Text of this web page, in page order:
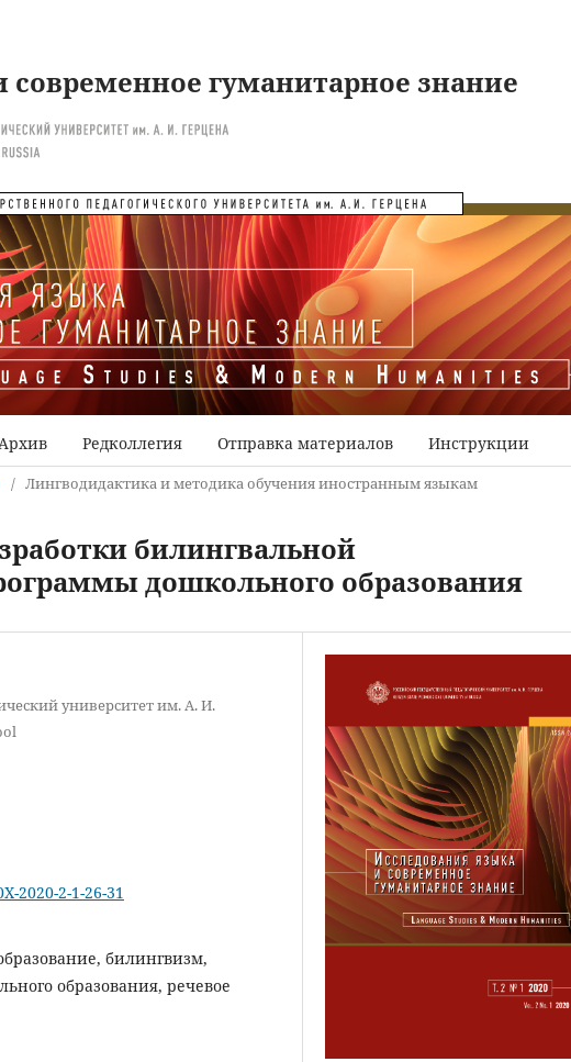
современное гуманитарное знание
Редколлегия Отправка материалов Инструкции
/ Лингводидактика и методика обучения иностранным языкам
билингвальной
дошкольного образования
университет им. А. И.
2020-2-1-26-31
билингвизм,
образования, речевое